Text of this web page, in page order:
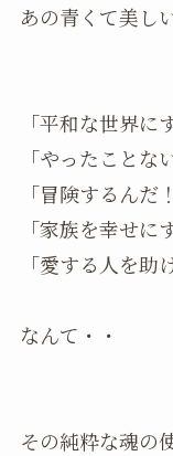
あの青くて美し
「平和な世界に
「やったことな
「冒険するんだ
「家族を幸せに
「愛する人を助
なんて・・
その純粋な魂の